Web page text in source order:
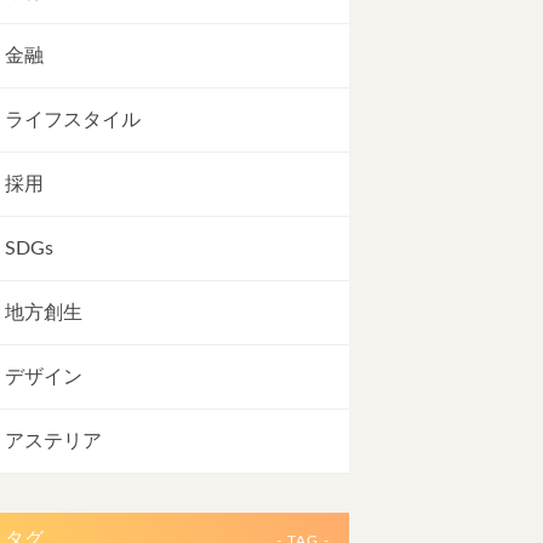
金融
ライフスタイル
採用
SDGs
地方創生
デザイン
アステリア